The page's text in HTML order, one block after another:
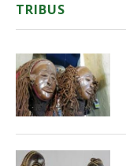
TRIBUS